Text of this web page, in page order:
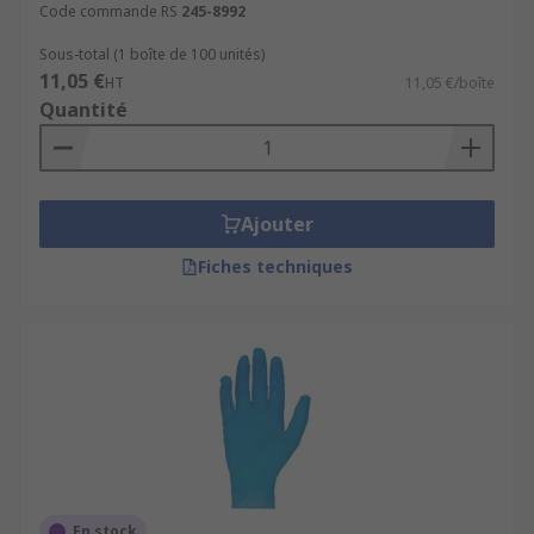
Code commande RS 245-8992
Sous-total (1 boîte de 100 unités)
11,05 €HT 11,05 €/boîte
Quantité
Ajouter
Fiches techniques